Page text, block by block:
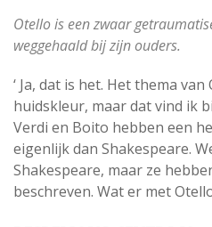
Otello is een zwaar
weggehaald bij zijn ouders.
‘ Ja, dat is het. Het thema
huidskleur, maar dat vind ik
Verdi en Boito hebben een
eigenlijk dan Shakespeare.
Shakespeare, maar ze
beschreven. Wat er met